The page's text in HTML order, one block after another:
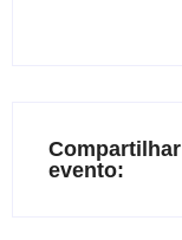
Compartilhar
evento: